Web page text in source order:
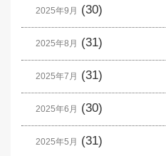
2025年9月 (30)
2025年8月 (31)
2025年7月 (31)
2025年6月 (30)
2025年5月 (31)